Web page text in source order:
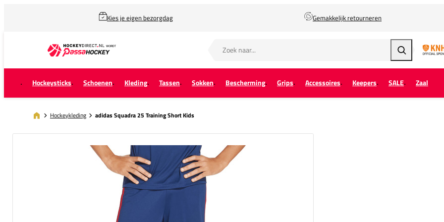
Kies je eigen bezorgdag Gemakkelijk retourneren
Zoeken
Hockeysticks Schoenen Kleding Tassen Sokken Bescherming Grips Accessoires Keepers SALE Zaal
Hockeykleding adidas Squadra 25 Training Short Kids